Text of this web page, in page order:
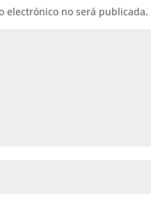
electrónico no será publicada.